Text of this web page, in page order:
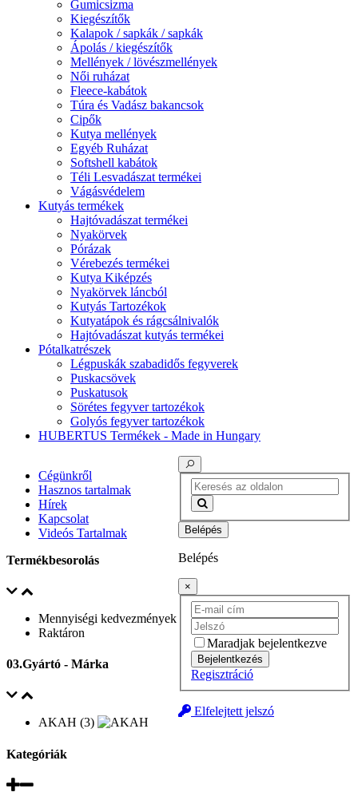
Gumicsizma
Kiegészítők
Kalapok / sapkák / sapkák
Ápolás / kiegészítők
Mellények / lövészmellények
Női ruházat
Fleece-kabátok
Túra és Vadász bakancsok
Cipők
Kutya mellények
Egyéb Ruházat
Softshell kabátok
Téli Lesvadászat termékei
Vágásvédelem
Kutyás termékek
Hajtóvadászat termékei
Nyakörvek
Pórázak
Vérebezés termékei
Kutya Kiképzés
Nyakörvek láncból
Kutyás Tartozékok
Kutyatápok és rágcsálnivalók
Hajtóvadászat kutyás termékei
Pótalkatrészek
Légpuskák szabadidős fegyverek
Puskacsövek
Puskatusok
Sörétes fegyver tartozékok
Golyós fegyver tartozékok
HUBERTUS Termékek - Made in Hungary
Cégünkről
Hasznos tartalmak
Hírek
Kapcsolat
Videós Tartalmak
Belépés
Belépés
×
Maradjak bejelentkezve
Bejelentkezés
Regisztráció
Elfelejtett jelszó
Termékbesorolás
Mennyiségi kedvezmények
Raktáron
03.Gyártó - Márka
AKAH (3)
Kategóriák